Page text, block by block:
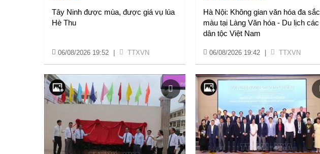
Tây Ninh được mùa, được giá vụ lúa
Hè Thu
06/08/2026 19:52 TTXVN
Hà Nội: Không gian văn hóa đa sắc
màu tại Làng Văn hóa - Du lịch các
dân tộc Việt Nam
06/08/2026 19:42 TTXVN